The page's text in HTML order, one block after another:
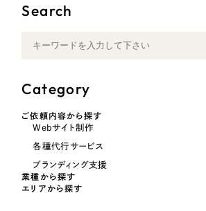
Search
Category
ご依頼内容から探す
Webサイト制作
各種代行サービス
ブランディング支援
業種から探す
エリアから探す